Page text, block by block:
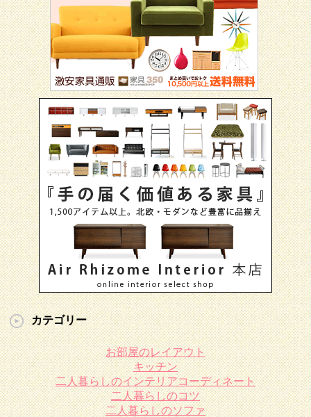
カテゴリー
お部屋のレイアウト
キッチン
二人暮らしのインテリアコーディネート
二人暮らしのコツ
二人暮らしのソファ